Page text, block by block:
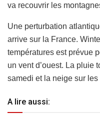
va recouvrir les
Une perturbation
arrive sur la France.
températures est prévue
un vent d’ouest. La pluie
samedi et la neige sur les
A lire aussi: